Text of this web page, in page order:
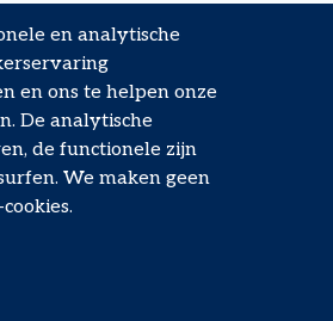
- 2026
en analytische
en ons te helpen onze
De analytische
de functionele zijn
We maken geen